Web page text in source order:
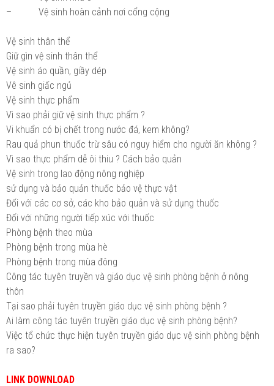
– Vệ sinh hoàn cảnh nơi cổng cộng
Vệ sinh thân thể
Giữ gìn vệ sinh thân thể
Vệ sinh áo quần, giầy dép
Vê sinh giấc ngủ
Vệ sinh thực phẩm
Vì sao phải giữ vệ sinh thực phẩm ?
Vi khuẩn có bị chết trong nước đá, kem không?
Rau quả phun thuốc trừ sâu có nguy hiểm cho người ăn không ?
Vì sao thực phẩm dễ ôi thiu ? Cách bảo quản
Vệ sinh trong lao động nông nghiệp
sử dụng và bảo quản thuốc bảo vệ thực vật
Đối với các cơ sở, các kho bảo quản và sử dụng thuốc
Đối với những người tiếp xúc với thuốc
Phòng bệnh theo mùa
Phòng bệnh trong mùa hè
Phòng bệnh trong mùa đông
Công tác tuyên truyền và giáo dục vệ sinh phòng bệnh ở nông
thôn
Tại sao phải tuyên truyền giáo dục vệ sinh phòng bệnh ?
Ai làm công tác tuyên truyền giáo dục vệ sinh phòng bệnh?
Việc tổ chức thực hiện tuyên truyền giáo dục vệ sinh phòng bệnh
ra sao?
LINK DOWNLOAD